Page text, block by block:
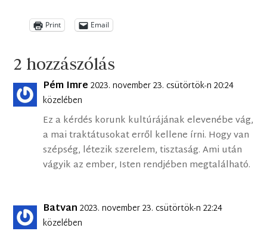
Print Email
2 hozzászólás
Pém Imre 2023. november 23. csütörtök-n 20:24
közelében
Ez a kérdés korunk kultúrájának elevenébe vág,
a mai traktátusokat erről kellene írni. Hogy van
szépség, létezik szerelem, tisztaság. Ami után
vágyik az ember, Isten rendjében megtalálható.
Batvan 2023. november 23. csütörtök-n 22:24
közelében